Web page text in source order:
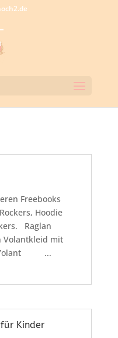
Freebooks
Hoodie
Raglan
mit
Volant ...
Kinder